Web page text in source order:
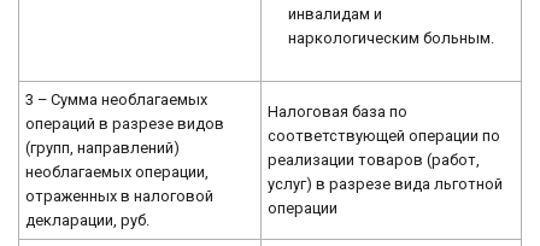
инвалидам и
наркологическим больным.
3 – Cумма необлагаемых
операций в разрезе видов
(групп, направлений)
необлагаемых операции,
отраженных в налоговой
декларации, руб.
Налоговая база по
соответствующей операции по
реализации товаров (работ,
услуг) в разрезе вида льготной
операции